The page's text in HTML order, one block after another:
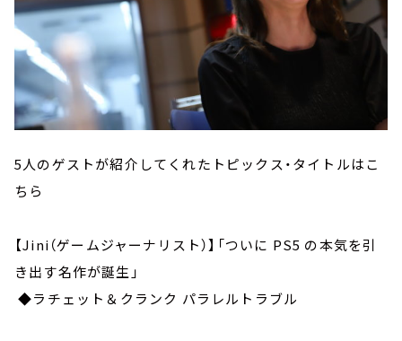
5人のゲストが紹介してくれたトピックス・タイトルはこ
ちら
【Jini（ゲームジャーナリスト）】「ついに PS5 の本気を引
き出す名作が誕生」
◆ラチェット＆クランク パラレルトラブル